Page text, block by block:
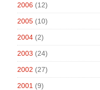
2006 (12)
2005 (10)
2004 (2)
2003 (24)
2002 (27)
2001 (9)